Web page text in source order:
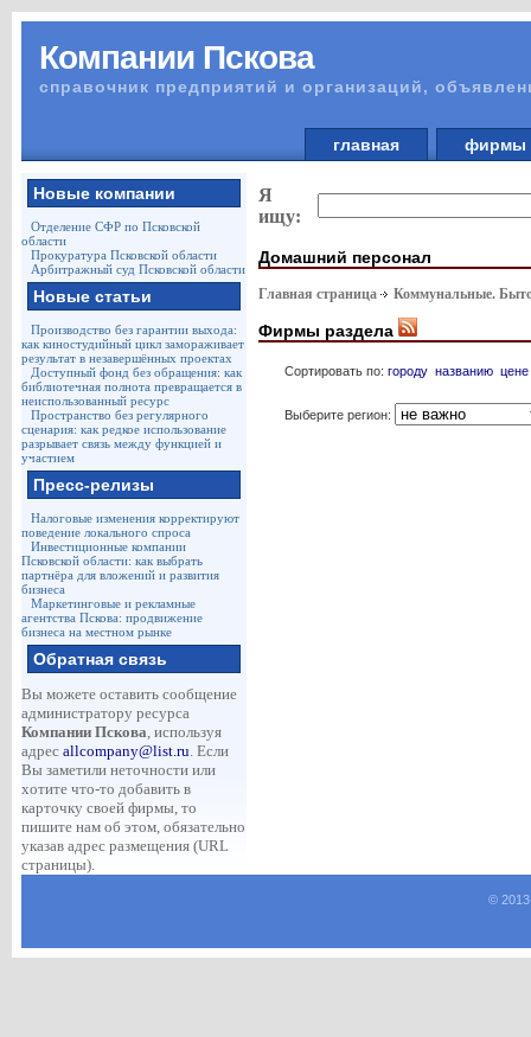
Компании Пскова
справочник предприятий и организаций,
главная
Новые компании
Отделение СФР по Псковской
области
Прокуратура Псковской области
Арбитражный суд Псковской области
Новые статьи
Производство без гарантии выхода:
как киностудийный цикл замораживает
результат в незавершённых проектах
Доступный фонд без обращения: как
библиотечная полнота превращается в
неиспользованный ресурс
Пространство без регулярного
сценария: как редкое использование
разрывает связь между функцией и
участием
Пресс-релизы
Налоговые изменения корректируют
поведение локального спроса
Инвестиционные компании
Псковской области: как выбрать
партнёра для вложений и развития
бизнеса
Маркетинговые и рекламные
агентства Пскова: продвижение
бизнеса на местном рынке
Обратная связь
Вы можете оставить сообщение
администратору ресурса
Компании Пскова, используя
адрес allcompany@list.ru. Если
Вы заметили неточности или
хотите что-то добавить в
карточку своей фирмы, то
пишите нам об этом, обязательно
указав адрес размещения (URL
страницы).
Я
ищу:
Домашний персонал
Главная страница Коммунальные.
Фирмы раздела
Сортировать по: городу названию цене
Выберите регион:
©